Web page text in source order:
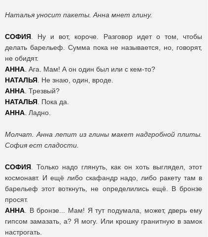
Наталья уносит пакеты. Анна мнет глину.
СОФИЯ . Ну и вот, короче. Разговор идет о том, чтобы
делать барельеф. Сумма пока не называется, но, говорят,
не обидят.
АННА . Ага. Мам! А он один был или с кем-то?
НАТАЛЬЯ . Не знаю, один, вроде.
АННА . Трезвый?
НАТАЛЬЯ . Пока да.
АННА . Ладно.
Молчат. Анна лепит из глины макет надгробной плиты.
София ест сладости.
СОФИЯ . Только надо глянуть, как он хоть выглядел, этот
космонавт. И ещё либо скафандр надо, либо ракету там в
барельеф этот воткнуть, не определились ещё. В бронзе
просят.
АННА . В бронзе... Мам! Я тут подумала, может, дверь ему
гипсом замазать, а? Я могу. Или крошку гранитную в замок
настрогать.